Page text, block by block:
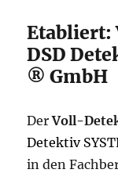
Etabliert:
DSD
® GmbH
DerVoll-
Detektiv
in den